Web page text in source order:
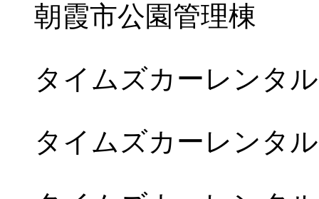
朝霞市公園管理棟
タイムズカーレンタル
タイムズカーレンタル